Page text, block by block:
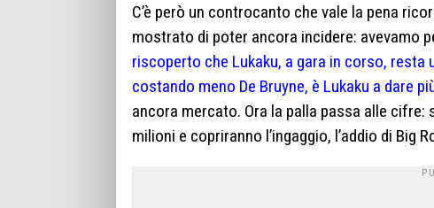
C’è però un controcanto che vale la pena
mostrato di poter ancora incidere: avevamo
riscoperto che Lukaku, a gara in corso, resta
costando meno De Bruyne, è Lukaku a dare
ancora mercato. Ora la palla passa alle
milioni e copriranno l’ingaggio, l’addio di Big